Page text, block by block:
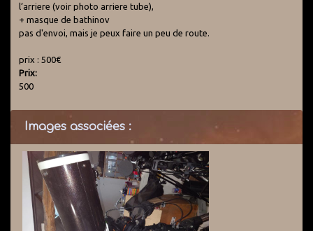
l’arriere (voir photo arriere tube),
+ masque de bathinov
pas d'envoi, mais je peux faire un peu de route.
prix : 500€
Prix:
500
Images associées :